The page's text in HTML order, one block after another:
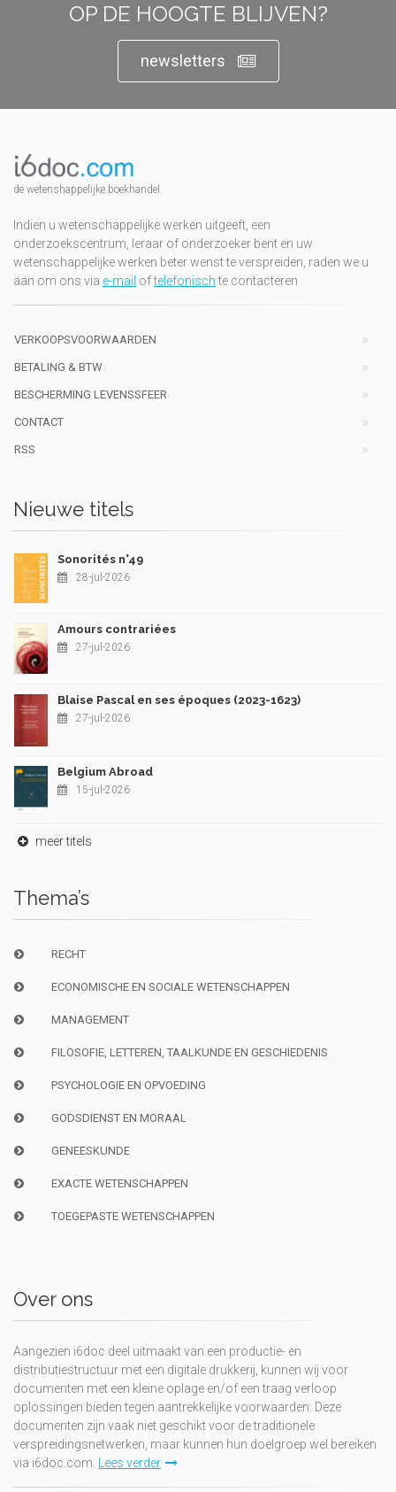
OP DE HOOGTE BLIJVEN?
newsletters
de wetenshappelijke boekhandel
Indien u wetenschappelijke werken uitgeeft, een
onderzoekscentrum, leraar of onderzoeker bent en uw
wetenschappelijke werken beter wenst te verspreiden, raden we u
aan om ons via e-mail oftelefonischte contacteren
VERKOOPSVOORWAARDEN
BETALING & BTW
BESCHERMING LEVENSSFEER
CONTACT
RSS
Nieuwe titels
Sonorités n°49
28-jul-2026
Amours contrariées
27-jul-2026
Blaise Pascal en ses époques (2023-1623)
27-jul-2026
Belgium Abroad
15-jul-2026
meer titels
Thema’s
RECHT
ECONOMISCHE EN SOCIALE WETENSCHAPPEN
MANAGEMENT
FILOSOFIE, LETTEREN, TAALKUNDE EN GESCHIEDENIS
PSYCHOLOGIE EN OPVOEDING
GODSDIENST EN MORAAL
GENEESKUNDE
EXACTE WETENSCHAPPEN
TOEGEPASTE WETENSCHAPPEN
Over ons
Aangezien i6doc deel uitmaakt van een productie- en
distributiestructuur met een digitale drukkerij, kunnen wij voor
documenten met een kleine oplage en/of een traag verloop
oplossingen bieden tegen aantrekkelijke voorwaarden. Deze
documenten zijn vaak niet geschikt voor de traditionele
verspreidingsnetwerken, maar kunnen hun doelgroep wel bereiken
via i6doc.com. Lees verder